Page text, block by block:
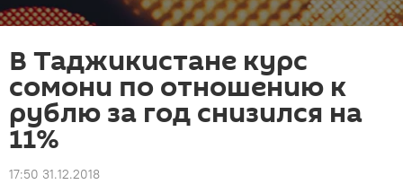
В Таджикистане курс
сомони по отношению к
рублю за год снизился на
11%
17:50 31.12.2018